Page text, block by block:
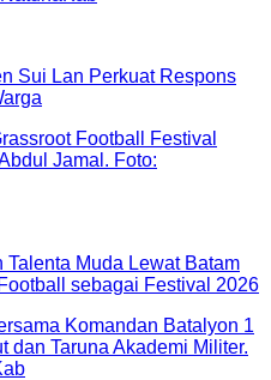
Sui Lan Perkuat Respons
Muda Lewat Batam
sebagai Festival 2026